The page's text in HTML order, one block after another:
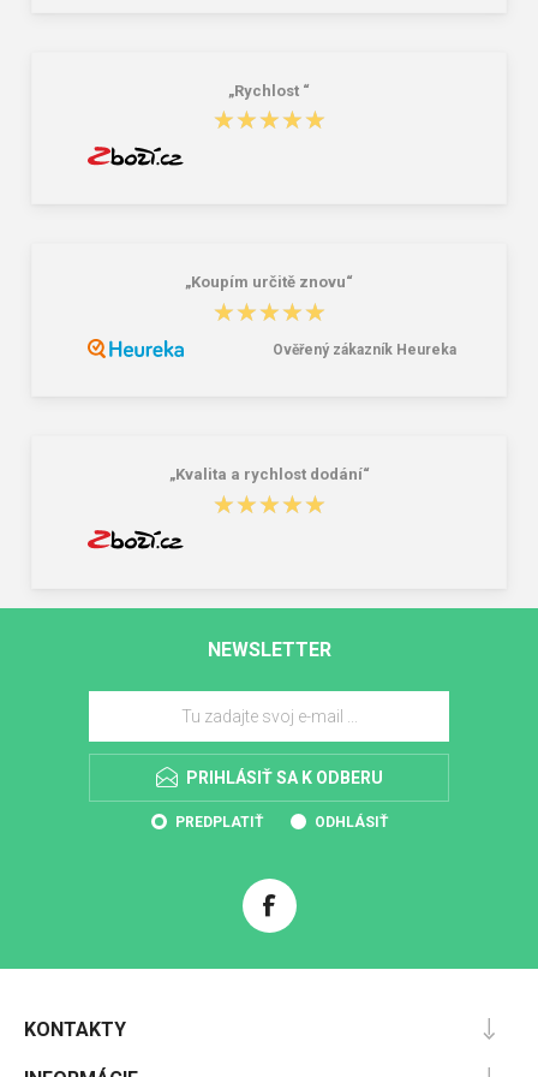
„Rychlost “
★★★★★
★★★★★
„Koupím určitě znovu“
★★★★★
★★★★★
Ověřený zákazník Heureka
„Kvalita a rychlost dodání“
★★★★★
★★★★★
NEWSLETTER
PRIHLÁSIŤ SA K ODBERU
PREDPLATIŤ ODHLÁSIŤ
KONTAKTY